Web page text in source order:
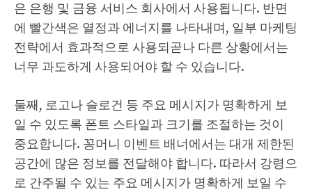
은 은행 및 금융 서비스 회사에서 사용됩니다. 반면
에 빨간색은 열정과 에너지를 나타내며, 일부 마케팅
전략에서 효과적으로 사용되곧나 다른 상황에서는
너무 과도하게 사용되어야 할 수 있습니다.
둘째, 로고나 슬로건 등 주요 메시지가 명확하게 보
일 수 있도록 폰트 스타일과 크기를 조절하는 것이
중요합니다. 꽁머니 이벤트 배너에서는 대개 제한된
공간에 많은 정보를 전달해야 합니다. 따라서 강령으
로 간주될 수 있는 주요 메시지가 명확하게 보일 수